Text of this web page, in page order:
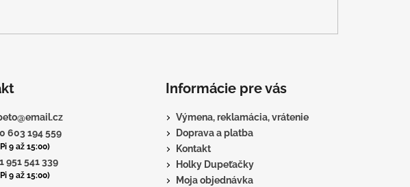
@email.cz
603 194 559
9 až 15:00)
951 541 339
9 až 15:00)
Informácie pre vás
Výmena, reklamácia, vrátenie
Doprava a platba
Kontakt
Holky Dupeťačky
Moja objednávka